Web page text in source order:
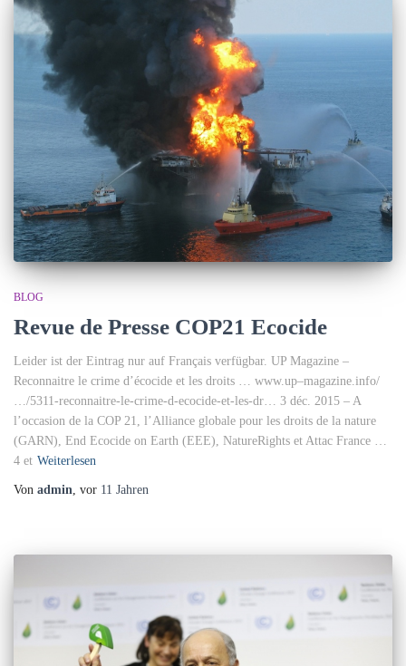
BLOG
Revue de Presse COP21 Ecocide
Leider ist der Eintrag nur auf Français verfügbar. UP Magazine –
Reconnaitre le crime d’écocide et les droits … www.up–magazine.info/
…/5311-reconnaitre-le-crime-d-ecocide-et-les-dr… 3 déc. 2015 – A
l’occasion de la COP 21, l’Alliance globale pour les droits de la nature
(GARN), End Ecocide on Earth (EEE), NatureRights et Attac France …
4 et Weiterlesen
Von admin , vor 11 Jahren